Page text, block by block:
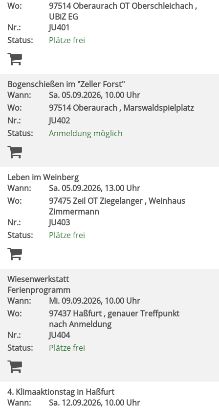
Wo:
97514 Oberaurach OT Oberschleichach ,
UBiZ EG
Nr.:
JU401
Status:
Plätze frei
Bogenschießen im "Zeller Forst"
Wann:
Sa.05.09.2026, 10.00 Uhr
Wo:
97514 Oberaurach , Marswaldspielplatz
Nr.:
JU402
Status:
Anmeldung möglich
Leben im Weinberg
Wann:
Sa.05.09.2026, 13.00 Uhr
Wo:
97475 Zeil OT Ziegelanger , Weinhaus
Zimmermann
Nr.:
JU403
Status:
Plätze frei
Wiesenwerkstatt
Ferienprogramm
Wann:
Mi.09.09.2026, 10.00 Uhr
Wo:
97437 Haßfurt , genauer Treffpunkt
nach Anmeldung
Nr.:
JU404
Status:
Plätze frei
4. Klimaaktionstag in Haßfurt
Wann:
Sa. 12.09.2026, 10.00 Uhr